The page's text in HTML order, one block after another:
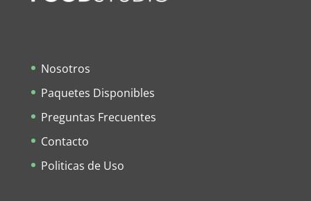
Nosotros
Paquetes Disponibles
Preguntas Frecuentes
Contacto
Politicas de Uso